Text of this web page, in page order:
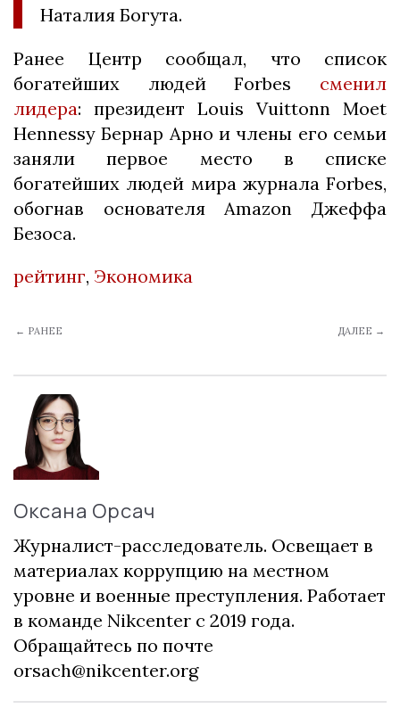
Наталия Богута.
Ранее Центр сообщал, что список
богатейших людей Forbes сменил
лидера: президент Louis Vuittonn Moеt
Hennessy Бернар Арно и члены его семьи
заняли первое место в списке
богатейших людей мира журнала Forbes,
обогнав основателя Amazon Джеффа
Безоса.
рейтинг, Экономика
← РАНЕЕ ДАЛЕЕ →
Оксана Орсач
Журналист-расследователь. Освещает в
материалах коррупцию на местном
уровне и военные преступления. Работает
в команде Nikcenter с 2019 года.
Обращайтесь по почте
orsach@nikcenter.org